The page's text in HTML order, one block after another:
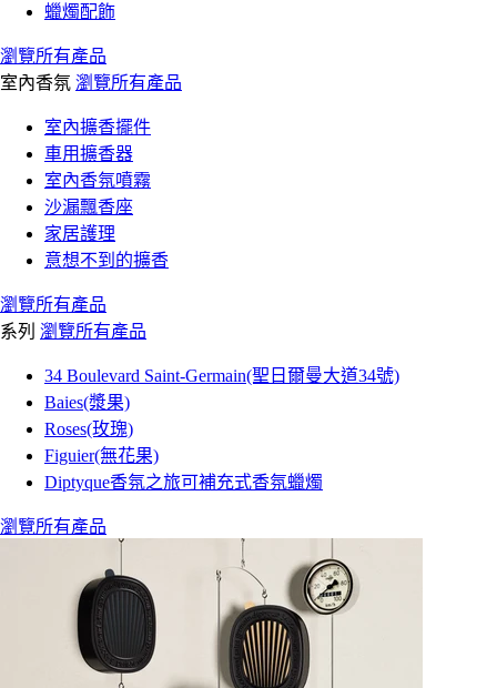
蠟燭配飾
瀏覽所有產品
室內香氛 瀏覽所有產品
室內擴香擺件
車用擴香器
室內香氛噴霧
沙漏飄香座
家居護理
意想不到的擴香
瀏覽所有產品
系列 瀏覽所有產品
34 Boulevard Saint-Germain(聖日爾曼大道34號)
Baies(漿果)
Roses(玫瑰)
Figuier(無花果)
Diptyque香氛之旅可補充式香氛蠟燭
瀏覽所有產品